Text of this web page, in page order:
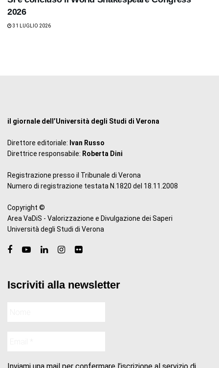
2026
31 LUGLIO 2026
il giornale dell’Università degli Studi di Verona
Direttore editoriale: Ivan Russo
Direttrice responsabile: Roberta Dini
Registrazione presso il Tribunale di Verona
Numero di registrazione testata N.1820 del 18.11.2008
Copyright ©
Area VaDiS - Valorizzazione e Divulgazione dei Saperi
Università degli Studi di Verona
Iscriviti alla newsletter